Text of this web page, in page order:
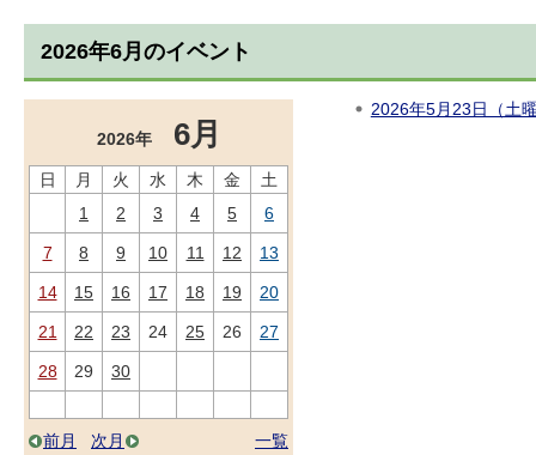
2026年6月のイベント
2026年 6月
日 月 火 水 木 金
土
1
2 3 4 5 6
7 8 9 10 11 12 13
14 15 16 17 18 19 20
21 22 23 24 25 26 27
28 29 30
前月 一覧
次月
2026年5月23日（土